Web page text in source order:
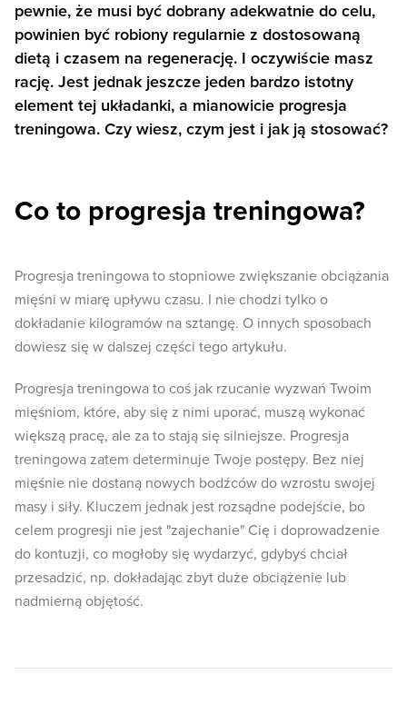
pewnie, że musi być dobrany adekwatnie do celu,
powinien być robiony regularnie z dostosowaną
dietą i czasem na regenerację. I oczywiście masz
rację. Jest jednak jeszcze jeden bardzo istotny
element tej układanki, a mianowicie progresja
treningowa. Czy wiesz, czym jest i jak ją stosować?
Co to progresja treningowa?
Progresja treningowa to stopniowe zwiększanie obciążania
mięśni w miarę upływu czasu. I nie chodzi tylko o
dokładanie kilogramów na sztangę. O innych sposobach
dowiesz się w dalszej części tego artykułu.
Progresja treningowa to coś jak rzucanie wyzwań Twoim
mięśniom, które, aby się z nimi uporać, muszą wykonać
większą pracę, ale za to stają się silniejsze. Progresja
treningowa zatem determinuje Twoje postępy. Bez niej
mięśnie nie dostaną nowych bodźców do wzrostu swojej
masy i siły. Kluczem jednak jest rozsądne podejście, bo
celem progresji nie jest "zajechanie" Cię i doprowadzenie
do kontuzji, co mogłoby się wydarzyć, gdybyś chciał
przesadzić, np. dokładając zbyt duże obciążenie lub
nadmierną objętość.